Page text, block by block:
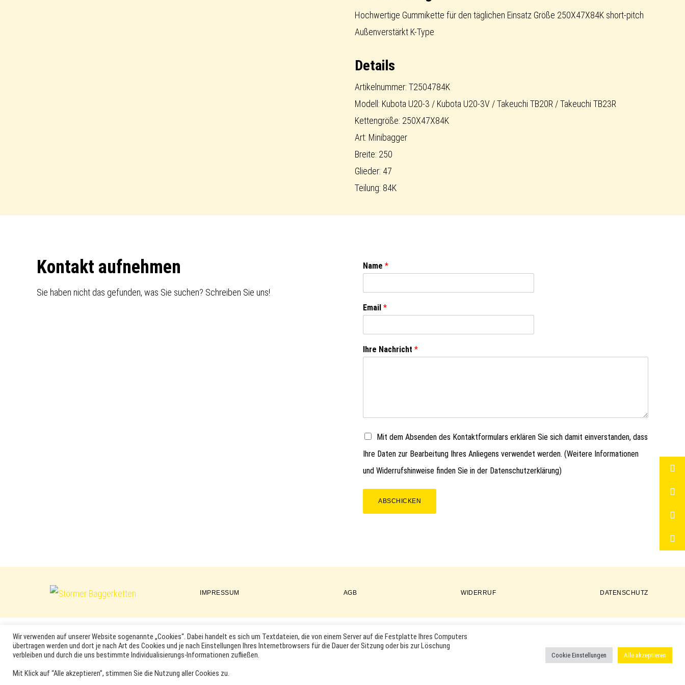
short-
pitch
Hochwertige Gummikette für den täglichen Einsatz Größe 250X47X84K short-pitch
Außenverstärkt K-Type
Details
Artikelnummer: T2504784K
Modell: Kubota U20-3 / Kubota U20-3V / Takeuchi TB20R / Takeuchi TB23R
Kettengröße: 250X47X84K
Art: Minibagger
Breite: 250
Glieder: 47
Teilung: 84K
FooterKontakt aufnehmen
Sie haben nicht das gefunden, was Sie suchen? Schreiben Sie uns!
Name *
Email *
Ihre Nachricht *
Mit dem Absenden des Kontaktformulars erklären Sie sich damit einverstanden, dass
Ihre Daten zur Bearbeitung Ihres Anliegens verwendet werden. (Weitere Informationen
und Widerrufshinweise finden Sie in der Datenschutzerklärung)
ABSCHICKEN
Baggerketten
IMPRESSUM AGB WIDERRUF DATENSCHUTZ
COPYRIGHT © 2026 · WORDPRESS ·LOG IN
MARKEN, ERSATZTEILNUMMERN, PRODUKTNAMEN SOWIE PRODUKTABBILDUNGEN UND LOGOS WERDEN NUR ZUR IDENTIFIKATION DER PRODUKTE VERWENDET UND KÖNNEN EINGETRAGENE MARKEN
DER ENTSPRECHENDEN HERSTELLER SEIN. VERWENDETE MARKEN- UND PRODUKTNAMEN SIND HANDELSMARKEN, WARENZEICHEN ODER EINGETRAGENE WARENZEICHEN DER ENTSPRECHENDEN
Wir verwenden auf unserer Website sogenannte „Cookies“. Dabei handelt es sich um Textdateien, die von einem Server auf die Festplatte Ihres Computers
übertragen werden und dort je nach Art des Cookies und je nach Einstellungen Ihres Internetbrowsers für die Dauer der Sitzung oder bis zur Löschung
verbleiben und durch die uns bestimmte Individualisierungs-Informationen zufließen.
Mit Klick auf “Alle akzeptieren”, stimmen Sie die Nutzung aller Cookies zu.
Cookie Einstellungen Alle akzeptieren